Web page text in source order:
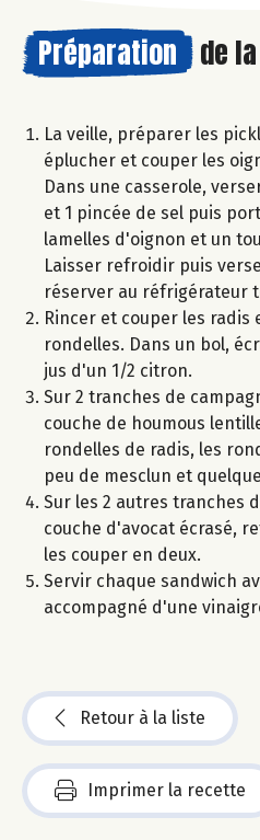
Préparation de la
La veille, préparer les
éplucher et couper les
Dans une casserole,
et 1 pincée de sel puis
lamelles d'oignon et un
Laisser refroidir puis
réserver au réfrigérateur
Rincer et couper les radis
rondelles. Dans un bol,
jus d'un 1/2 citron.
Sur 2 tranches de
couche de houmous
rondelles de radis, les
peu de mesclun et
Sur les 2 autres tranches
couche d'avocat écrasé,
les couper en deux.
Servir chaque sandwich
accompagné d'une
Retour à la liste
Imprimer la recette